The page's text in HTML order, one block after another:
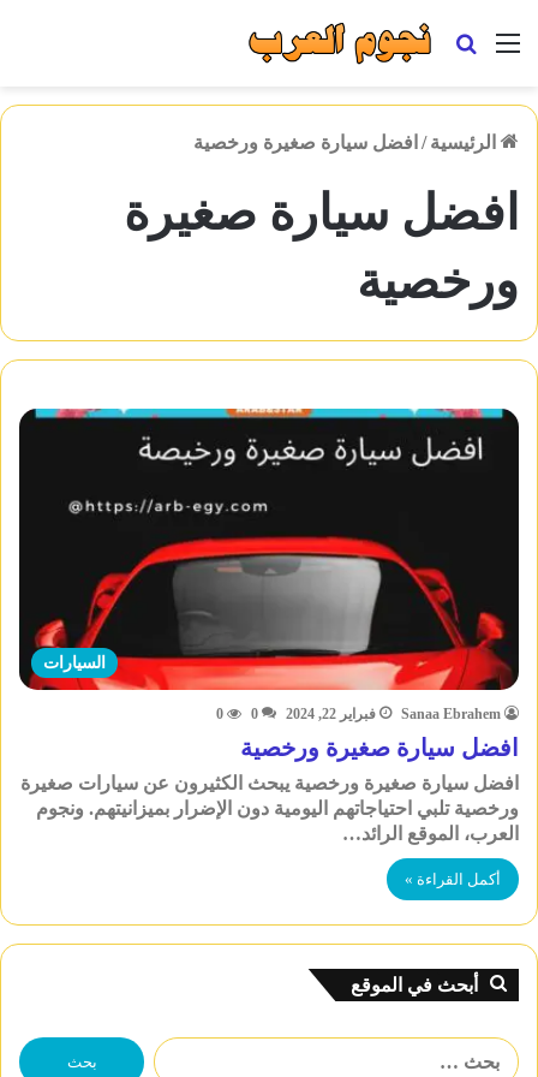
القائمة بحث
الرئيسية / افضل سيارة صغيرة ورخصية
افضل سيارة صغيرة
ورخصية
السيارات
Sanaa Ebrahem فبراير 22, 2024 0
0
افضل سيارة صغيرة ورخصية
افضل سيارة صغيرة ورخصية يبحث الكثيرون عن سيارات صغيرة
ورخصية تلبي احتياجاتهم اليومية دون الإضرار بميزانيتهم. ونجوم
العرب، الموقع الرائد…
أكمل القراءة »
أبحث في الموقع
البحث